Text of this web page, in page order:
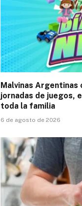
Malvinas Argentinas
jornadas de juegos,
toda la familia
6 de agosto de 2026